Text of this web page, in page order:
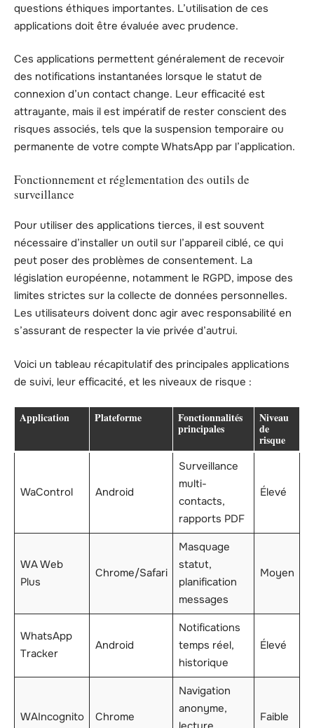
questions éthiques importantes. L’utilisation de ces
applications doit être évaluée avec prudence.
Ces applications permettent généralement de recevoir
des notifications instantanées lorsque le statut de
connexion d’un contact change. Leur efficacité est
attrayante, mais il est impératif de rester conscient des
risques associés, tels que la suspension temporaire ou
permanente de votre compte WhatsApp par l’application.
Fonctionnement et réglementation des outils de
surveillance
Pour utiliser des applications tierces, il est souvent
nécessaire d’installer un outil sur l’appareil ciblé, ce qui
peut poser des problèmes de consentement. La
législation européenne, notamment le RGPD, impose des
limites strictes sur la collecte de données personnelles.
Les utilisateurs doivent donc agir avec responsabilité en
s’assurant de respecter la vie privée d’autrui.
Voici un tableau récapitulatif des principales applications
de suivi, leur efficacité, et les niveaux de risque :
Application Plateforme Fonctionnalités
principales
Niveau
de
risque
WaControl Android
Surveillance
multi-
contacts,
rapports PDF
Élevé
WA Web
Plus
Chrome/Safari
Masquage
statut,
planification
messages
Moyen
WhatsApp
Tracker
Android
Notifications
temps réel,
historique
Élevé
WAIncognito Chrome
Navigation
anonyme,
Faible